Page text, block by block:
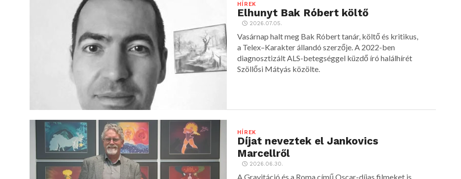
HÍREK
Elhunyt Bak Róbert költő
2026.07.05.
Vasárnap halt meg Bak Róbert tanár, költő és kritikus,
a Telex–Karakter állandó szerzője. A 2022-ben
diagnosztizált ALS-betegséggel küzdő író halálhírét
Szöllősi Mátyás közölte.
HÍREK
Díjat neveztek el Jankovics
Marcellről
2026.06.30.
A Gravitáció és a Roma című Oscar-díjas filmeket is